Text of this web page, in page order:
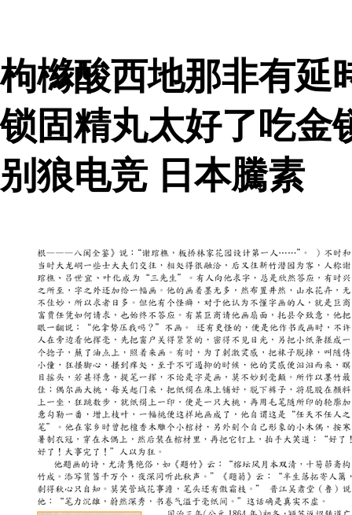
枸櫞酸西地那非有延
锁固精丸太好了吃金
别狼电竞 日本騰素